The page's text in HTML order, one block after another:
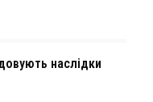
наслідки